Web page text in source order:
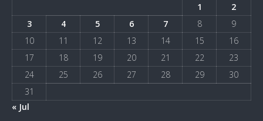
1
2
3
4 5 6 7 8
9
10
11 12 13 14 15
16
17
18 19 20 21 22
23
24
25 26 27 28 29
30
31
« Jul